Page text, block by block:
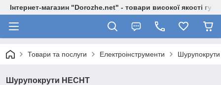
Інтернет-магазин "Dorozhe.net" - товари високої якості
Товари та послуги Електроінструменти
Шурупокрути HECHT